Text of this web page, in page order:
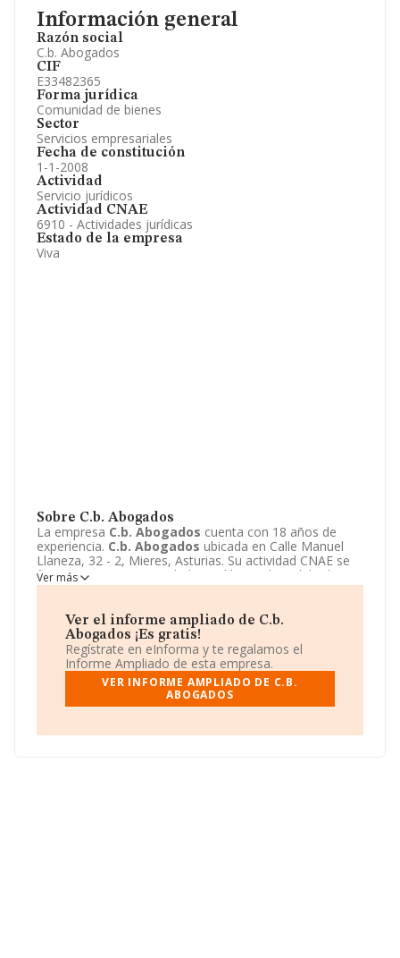
Información general
Razón social
C.b. Abogados
CIF
E33482365
Forma jurídica
Comunidad de bienes
Sector
Servicios empresariales
Fecha de constitución
1-1-2008
Actividad
Servicio jurídicos
Actividad CNAE
6910 - Actividades jurídicas
Estado de la empresa
Viva
Sobre C.b. Abogados
La empresa C.b. Abogados cuenta con 18 años de
experiencia. C.b. Abogados ubicada en Calle Manuel
Llaneza, 32 - 2, Mieres, Asturias. Su actividad CNAE se
fine como 6910 - Actividades jurídicas. El modelo de
sociedad deC.b. Abogadoses Comunidad de bienes.
Ver más
Ver el informe ampliado de C.b.
Abogados ¡Es gratis!
Regístrate en eInforma y te regalamos el
Informe Ampliado de esta empresa.
VER INFORME AMPLIADO DE C.B.
ABOGADOS